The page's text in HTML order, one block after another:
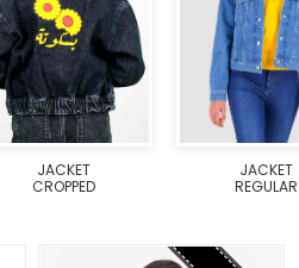
JACKET
CROPPED
JACKET
REGULAR